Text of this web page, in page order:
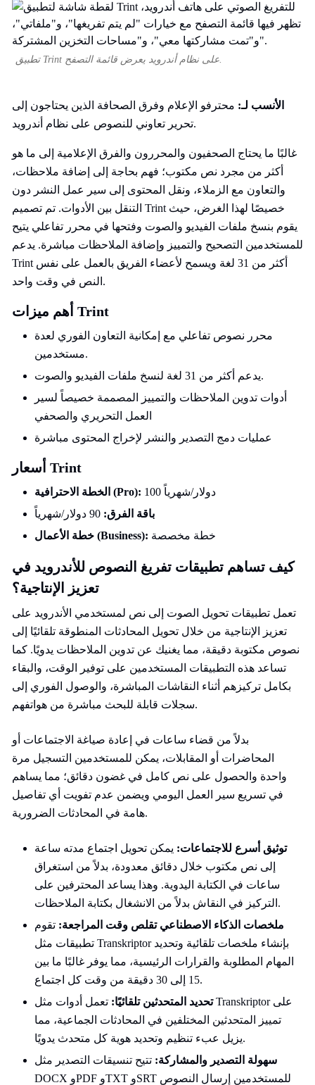
تطبيق Trint على نظام أندرويد يعرض قائمة التصفح.
الأنسب لـ: محترفو الإعلام وفرق الصحافة الذين يحتاجون إلى
تحرير تعاوني للنصوص على نظام أندرويد.
غالبًا ما يحتاج الصحفيون والمحررون والفرق الإعلامية إلى ما هو
أكثر من مجرد نص مكتوب؛ فهم بحاجة إلى إضافة ملاحظات،
والتعاون مع الزملاء، ونقل المحتوى إلى سير عمل النشر دون
التنقل بين الأدوات. تم تصميم Trint خصيصًا لهذا الغرض، حيث
يقوم بنسخ ملفات الفيديو والصوت وفتحها في محرر تفاعلي يتيح
للمستخدمين التصحيح والتمييز وإضافة الملاحظات مباشرة. يدعم
Trint أكثر من 31 لغة ويسمح لأعضاء الفريق بالعمل على نفس
النص في وقت واحد.
أهم ميزات Trint
محرر نصوص تفاعلي مع إمكانية التعاون الفوري لعدة
مستخدمين.
يدعم أكثر من 31 لغة لنسخ ملفات الفيديو والصوت.
أدوات تدوين الملاحظات والتمييز المصممة خصيصاً لسير
العمل التحريري والصحفي
عمليات دمج التصدير والنشر لإخراج المحتوى مباشرة
أسعار Trint
الخطة الاحترافية (Pro):
100 دولار/شهرياً
باقة الفرق:
خطة الأعمال (Business): خطة مخصصة
كيف تساهم تطبيقات تفريغ النصوص للأندرويد في
تعزيز الإنتاجية؟
تعمل تطبيقات تحويل الصوت إلى نص لمستخدمي الأندرويد على
تعزيز الإنتاجية من خلال تحويل المحادثات المنطوقة تلقائيًا إلى
نصوص مكتوبة دقيقة، مما يغنيك عن تدوين الملاحظات يدويًا. كما
تساعد هذه التطبيقات المستخدمين على توفير الوقت، والبقاء
بكامل تركيزهم أثناء النقاشات المباشرة، والوصول الفوري إلى
سجلات قابلة للبحث مباشرة من هواتفهم.
بدلاً من قضاء ساعات في إعادة صياغة الاجتماعات أو
المحاضرات أو المقابلات، يمكن للمستخدمين التسجيل مرة
واحدة والحصول على نص كامل في غضون دقائق؛ مما يساهم
في تسريع سير العمل اليومي ويضمن عدم تفويت أي تفاصيل
هامة في المحادثات الضرورية.
توثيق أسرع للاجتماعات: يمكن تحويل اجتماع مدته ساعة
إلى نص مكتوب خلال دقائق معدودة، بدلاً من استغراق
ساعات في الكتابة اليدوية. وهذا يساعد المحترفين على
التركيز في النقاش بدلاً من الانشغال بكتابة الملاحظات.
ملخصات الذكاء الاصطناعي تقلص وقت المراجعة: تقوم
تطبيقات مثل Transkriptor بإنشاء ملخصات تلقائية وتحديد
المهام المطلوبة والقرارات الرئيسية، مما يوفر غالبًا ما بين
15 إلى 30 دقيقة من وقت كل اجتماع.
تحديد المتحدثين تلقائيًا: تعمل أدوات مثل Transkriptor على
تمييز المتحدثين المختلفين في المحادثات الجماعية، مما
يزيل عبء تنظيم وتحديد هوية كل متحدث يدويًا.
سهولة التصدير والمشاركة: تتيح تنسيقات التصدير مثل
DOCX وPDF وTXT وSRT للمستخدمين إرسال النصوص